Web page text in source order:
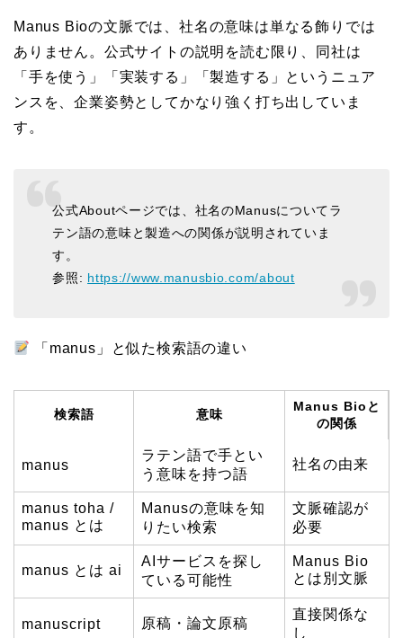
Manus Bioの文脈では、社名の意味は単なる飾りでは
ありません。公式サイトの説明を読む限り、同社は
「手を使う」「実装する」「製造する」というニュア
ンスを、企業姿勢としてかなり強く打ち出していま
す。
公式Aboutページでは、社名のManusについてラ
テン語の意味と製造への関係が説明されていま
す。
参照: https://www.manusbio.com/about
「manus」と似た検索語の違い
検索語 意味
Manus Bioと
の関係
manus
ラテン語で手とい
う意味を持つ語
社名の由来
manus toha /
manus とは
Manusの意味を知
りたい検索
文脈確認が
必要
manus とは ai
AIサービスを探し
ている可能性
Manus Bio
とは別文脈
manuscript 原稿・論文原稿
直接関係な
し